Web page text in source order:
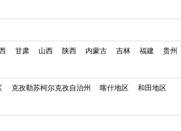
甘肃 山西 陕西 内蒙古 吉林 福建 贵州
克孜勒苏柯尔克孜自治州 喀什地区
和田地区